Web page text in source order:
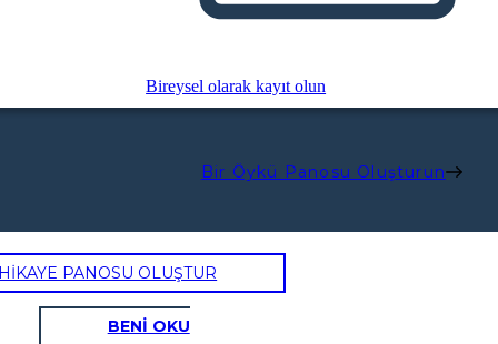
Bireysel olarak kayıt olun
Bir Öykü Panosu Oluşturun
PANOSU OLUŞTUR
BENİ OKU